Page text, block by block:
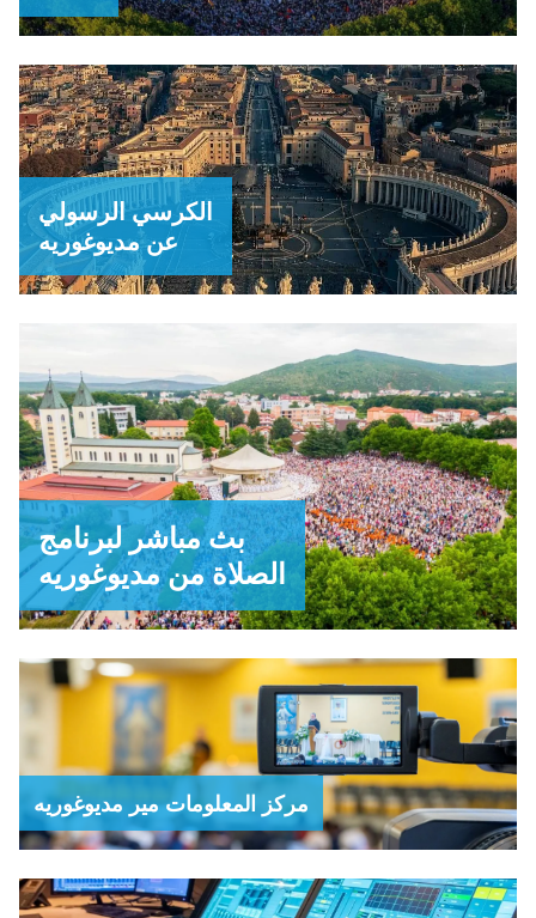
الكرسي الرسولي
عن مديوغوريه
بث مباشر لبرنامج
الصلاة من مديوغوريه
مركز المعلومات مير مديوغوريه